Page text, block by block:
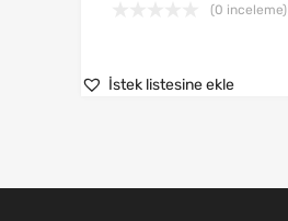
(0 inceleme)
İstek listesine ekle